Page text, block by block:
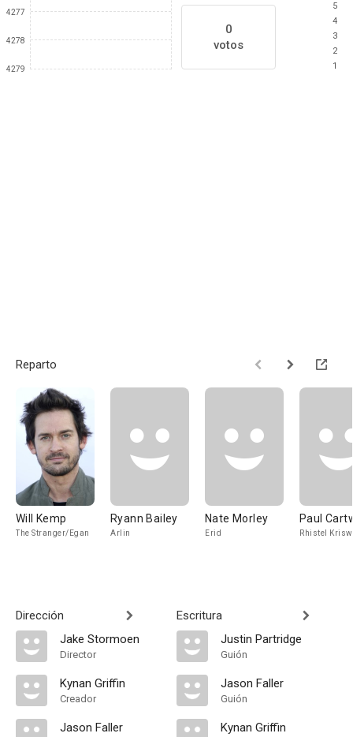
4277
4278
4279
0
votos
5
4
3
2
1
Reparto
Will Kemp
The Stranger/Egan
Ryann Bailey
Arlin
Nate Morley
Erid
Paul
Rhistel
Dirección
Jake Stormoen
Director
Kynan Griffin
Creador
Jason Faller
Escritura
Justin Partridge
Guión
Jason Faller
Guión
Kynan Griffin